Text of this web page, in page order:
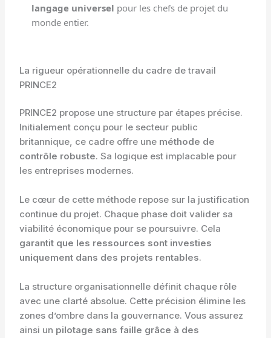
langage universel pour les chefs de projet du
monde entier.
La rigueur opérationnelle du cadre de travail
PRINCE2
PRINCE2 propose une structure par étapes précise.
Initialement conçu pour le secteur public
britannique, ce cadre offre une méthode de
contrôle robuste. Sa logique est implacable pour
les entreprises modernes.
Le cœur de cette méthode repose sur la justification
continue du projet. Chaque phase doit valider sa
viabilité économique pour se poursuivre. Cela
garantit que les ressources sont investies
uniquement dans des projets rentables.
La structure organisationnelle définit chaque rôle
avec une clarté absolue. Cette précision élimine les
zones d’ombre dans la gouvernance. Vous assurez
ainsi un pilotage sans faille grâce à des